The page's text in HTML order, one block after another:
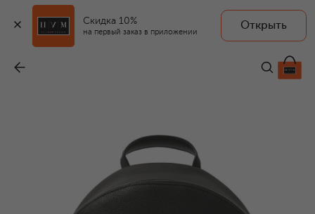
Скидка 10%
на первый заказ в приложении
Открыть